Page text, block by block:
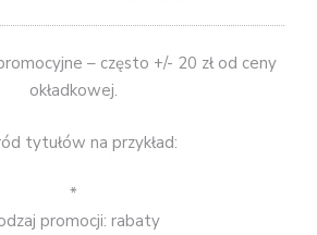
– często +/- 20 zł od ceny
okładkowej.
tytułów na przykład:
*
promocji: rabaty